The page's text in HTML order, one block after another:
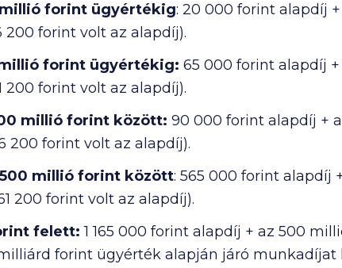
forint ügyértékig: 20 000 forint alapdíj +
200 forint volt az alapdíj).
forint ügyértékig: 65 000 forint alapdíj +
200 forint volt az alapdíj).
millió forint között: 90 000 forint alapdíj +
200 forint volt az alapdíj).
500 millió forint között: 565 000 forint alapdíj
200 forint volt az alapdíj).
felett: 1 165 000 forint alapdíj + az 500
forint ügyérték alapján járó munkadíjat